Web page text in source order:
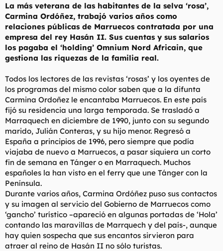
La más veterana de las habitantes de la selva ‘rosa’,
Carmina Ordóñez, trabajó varios años como
relaciones públicas de Marruecos contratada por una
empresa del rey Hasán II. Sus cuentas y sus salarios
los pagaba el ‘holding’ Omnium Nord Africain, que
gestiona las riquezas de la familia real.
Todos los lectores de las revistas ‘rosas’ y los oyentes de
los programas del mismo color saben que a la difunta
Carmina Ordoñez le encantaba Marruecos. En este país
fijó su residencia una larga temporada. Se trasladó a
Marraquech en diciembre de 1990, junto con su segundo
marido, Julián Conteras, y su hijo menor. Regresó a
España a principios de 1996, pero siempre que podía
viajaba de nuevo a Marruecos, a pasar siquiera un corto
fin de semana en Tánger o en Marraquech. Muchos
españoles la han visto en el ferry que une Tánger con la
Península.
Durante varios años, Carmina Ordóñez puso sus contactos
y su imagen al servicio del Gobierno de Marruecos como
‘gancho’ turístico –apareció en algunas portadas de ‘Hola’
contando las maravillas de Marrquech y del país-, aunque
hay quien sospecha que sus encantos sirvieron para
atraer al reino de Hasán II no sólo turistas.